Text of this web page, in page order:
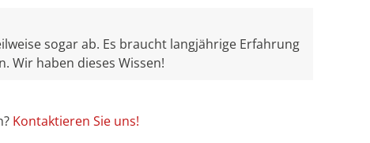
sogar ab. Es braucht langjährige Erfahrung
Wir haben dieses Wissen!
Kontaktieren Sie uns!